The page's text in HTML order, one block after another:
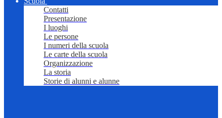
Contatti
Presentazione
I luoghi
Le persone
I numeri della scuola
Le carte della scuola
Organizzazione
La storia
Storie di alunni e alunne